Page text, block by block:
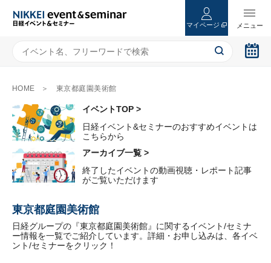
マイページ
HOME 東京都庭園美術館
イベントTOP >
日経イベント&セミナーのおすすめイベントは
こちらから
アーカイブ一覧 >
終了したイベントの動画視聴・レポート記事
がご覧いただけます
東京都庭園美術館
日経グループの『東京都庭園美術館』に関するイベント/セミナ
ー情報を一覧でご紹介しています。詳細・お申し込みは、各イベ
ント/セミナーをクリック！